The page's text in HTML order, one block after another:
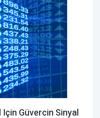
Güvercin Sinyal